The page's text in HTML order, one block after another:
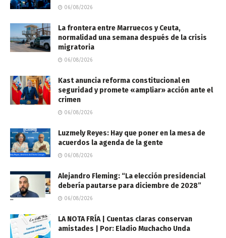
06/08/2026
La frontera entre Marruecos y Ceuta,
normalidad una semana después de la crisis
migratoria
06/08/2026
Kast anuncia reforma constitucional en
seguridad y promete «ampliar» acción ante el
crimen
06/08/2026
Luzmely Reyes: Hay que poner en la mesa de
acuerdos la agenda de la gente
06/08/2026
Alejandro Fleming: “La elección presidencial
debería pautarse para diciembre de 2028”
06/08/2026
LA NOTA FRÍA | Cuentas claras conservan
amistades | Por: Eladio Muchacho Unda